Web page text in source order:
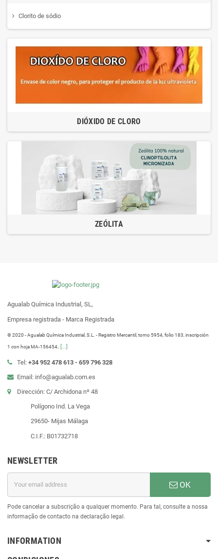
Clorito de sódio
DIÓXIDO DE CLORO
ZEÓLITA
Agualab Química Industrial, SL,
Empresa registrada - Marca Registrada
® 2020 - Agualab Química Industrial, S.L. - Registro Mercantil, tomo 5954, folio 183, inscripción
1 con hoja MA-156454. [...]
Tel: +34 952 478 613 - 659 796 328
Email: info@agualab.com.es
Dirección: C/ Archidona nº 48
Polígono Ind. La Vega
29650- Mijas Málaga
C.I.F.: B01732718
NEWSLETTER
OK
Pode cancelar a subscrição a qualquer momento. Para tal, consulte a nossa
informação de contacto na declaração legal.
INFORMATION